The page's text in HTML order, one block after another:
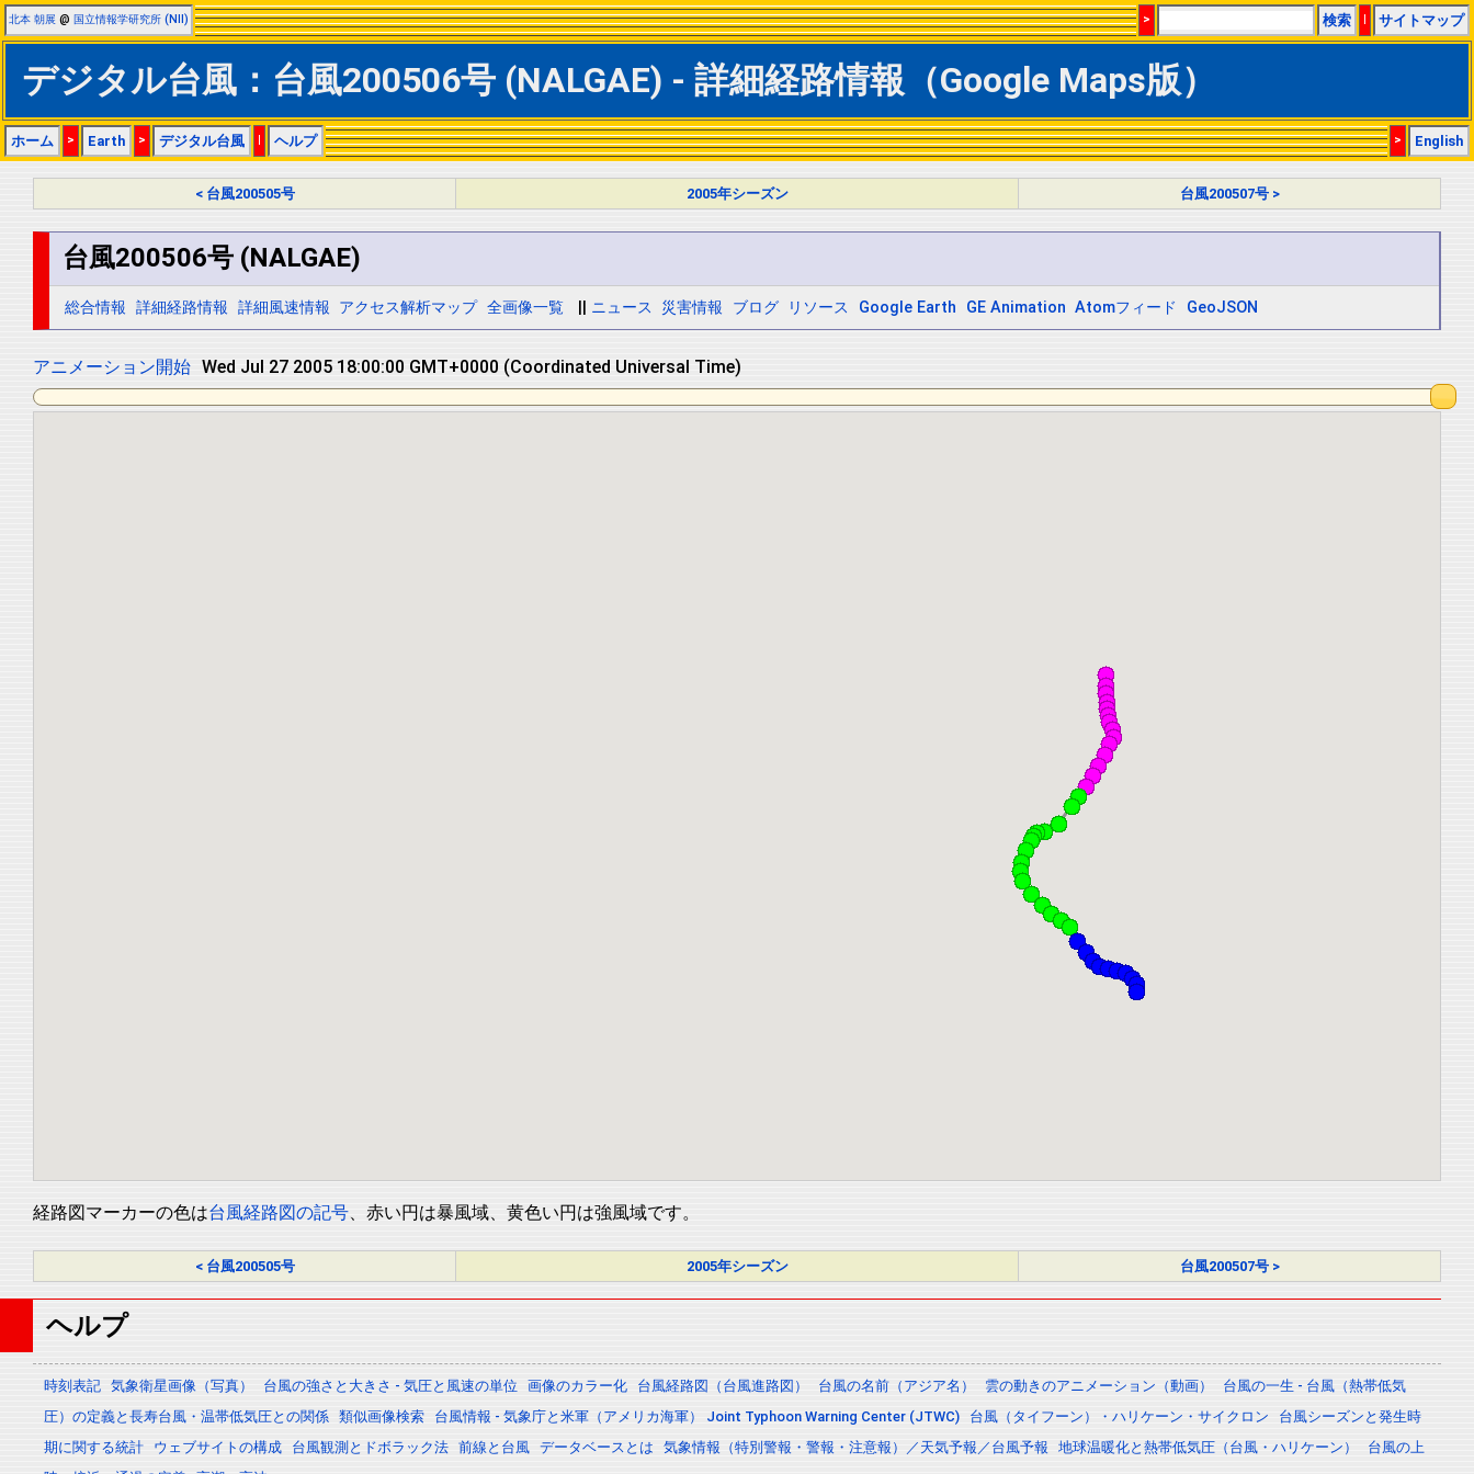
北本 朝展 @ 国立情報学研究所 (NII) > 検索 | サイトマップ
デジタル台風：台風200506号 (NALGAE) - 詳細経路情報（Google Maps版）
ホーム > Earth > デジタル台風 | ヘルプ > English
< 台風200505号 2005年シーズン 台風200507号 >
台風200506号 (NALGAE)
総合情報 詳細経路情報 詳細風速情報 アクセス解析マップ 全画像一覧 ニュース 災害情報 ブログ リソース Google Earth GE Animation Atomフィード GeoJSON
アニメーション開始 Wed Jul 27 2005 18:00:00 GMT+0000 (Coordinated Universal Time)
経路図マーカーの色は台風経路図の記号、赤い円は暴風域、黄色い円は強風域です。
< 台風200505号 2005年シーズン 台風200507号 >
ヘルプ
時刻表記 気象衛星画像（写真） 台風の強さと大きさ - 気圧と風速の単位 画像のカラー化 台風経路図（台風進路図） 台風の名前（アジア名） 雲の動きのアニメーション（動画）
台風の一生 - 台風（熱帯低気
圧）の定義と長寿台風・温帯低気圧との関係 類似画像検索 台風情報 - 気象庁と米軍（アメリカ海軍） Joint Typhoon Warning Center (JTWC) 台風（タイフーン）・ハリケーン・サイクロン
台風シーズンと発生時
期に関する統計
ウェブサイトの構成 台風観測とドボラック法 前線と台風 データベースとは 気象情報（特別警報・警報・注意報）／天気予報／台風予報 地球温暖化と熱帯低気圧（台風・ハリケーン）
台風の上